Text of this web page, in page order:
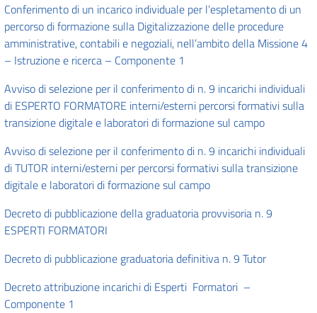
Conferimento di un incarico individuale per l’espletamento di un
percorso di formazione sulla Digitalizzazione delle procedure
amministrative, contabili e negoziali, nell’ambito della Missione 4
– Istruzione e ricerca – Componente 1
Avviso di selezione per il conferimento di n. 9 incarichi individuali
di ESPERTO FORMATORE interni/esterni percorsi formativi sulla
transizione digitale e laboratori di formazione sul campo
Avviso di selezione per il conferimento di n. 9 incarichi individuali
di TUTOR interni/esterni per percorsi formativi sulla transizione
digitale e laboratori di formazione sul campo
Decreto di pubblicazione della graduatoria provvisoria n. 9
ESPERTI FORMATORI
Decreto di pubblicazione graduatoria definitiva n. 9 Tutor
Decreto attribuzione incarichi di Esperti Formatori –
Componente 1